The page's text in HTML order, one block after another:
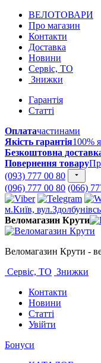
ВЕЛОТОВАРИ
Про магазин
Контакти
Доставка
Новини
Сервіс, ТО
Знижки
Гарантія
Статті
Оплатачастинами
Якість гарантія100%
Безкоштовна
Повернення товару
(093) 777 00 80
(096) 777 00 80 (066)
м.Київ,
Веломагазин Крути
Веломагазин Крути -
Сервіс, ТО Знижки
Контакти
Новини
Статті
Увійти
Бонуси